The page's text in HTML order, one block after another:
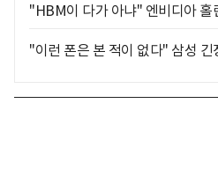
"HBM이 다가 아냐" 엔비디아 홀
"이런 폰은 본 적이 없다" 삼성